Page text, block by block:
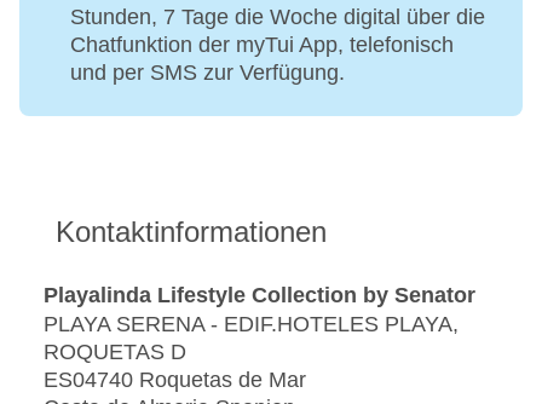
Stunden, 7 Tage die Woche digital über die
Chatfunktion der myTui App, telefonisch
und per SMS zur Verfügung.
Kontaktinformationen
Playalinda Lifestyle Collection by Senator
PLAYA SERENA - EDIF.HOTELES PLAYA,
ROQUETAS D
ES04740 Roquetas de Mar